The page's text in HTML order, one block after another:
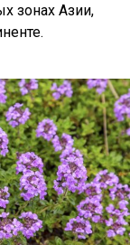
зонах Азии,